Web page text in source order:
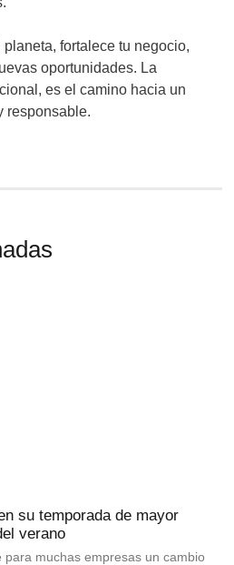
fortalece tu negocio,
oportunidades. La
es el camino hacia un
responsable.
su temporada de mayor
verano
muchas empresas un cambio